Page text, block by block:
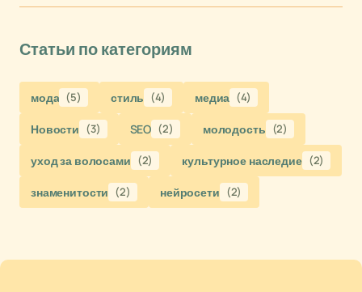
Статьи по категориям
мода (5) стиль (4) медиа (4)
Новости (3) SEO (2) молодость (2)
уход за волосами (2) культурное наследие (2)
знаменитости (2) нейросети (2)